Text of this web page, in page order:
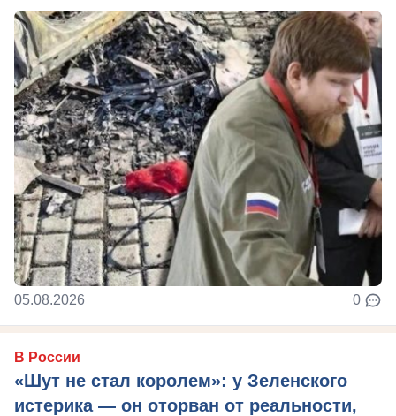
05.08.2026 0
В России
«Шут не стал королем»: у Зеленского
истерика — он оторван от реальности,